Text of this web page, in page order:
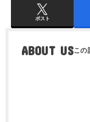
ポスト
ABOUT US